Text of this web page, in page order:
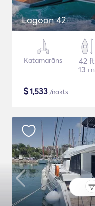
Lagoon 42
Katamarāns
42 ft
13 m
$1,533 /nakts